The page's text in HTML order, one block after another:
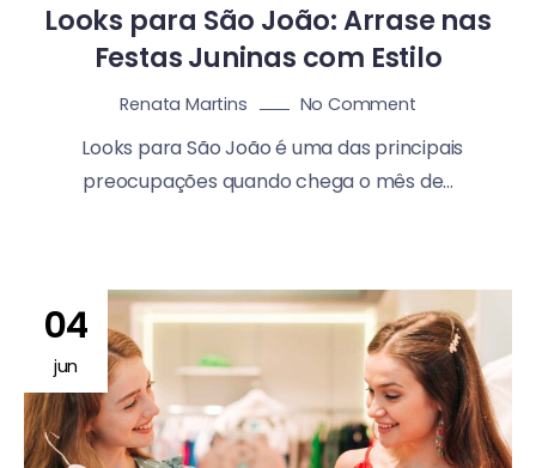
Looks para São João: Arrase nas
Festas Juninas com Estilo
Renata Martins No Comment
Looks para São João é uma das principais
preocupações quando chega o mês de...
04
jun